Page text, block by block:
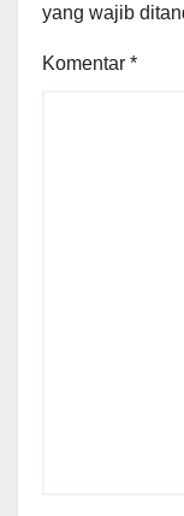
yang wajib
Komentar *